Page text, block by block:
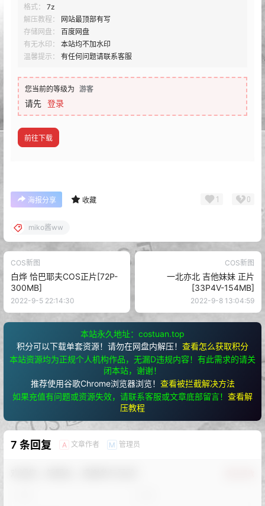
格式：
7z
解压教程：
网站最顶部有写
存储网盘：
百度网盘
有无水印：
本站均不加水印
温馨提示：
有任何问题请联系客服
您当前的等级为 游客
请先 登录
前往下载
海报分享 收藏 1 0
miko酱ww
COS新图
白烨 恰巴耶夫COS正片[72P-
300MB]
2022-9-5 22:14:30
COS新图
一北亦北 吉他妹妹 正片
[33P4V-154MB]
2022-9-8 13:04:59
本站永久地址：costuan.top
积分可以下载单套资源！请勿在网盘内解压！ 查看怎么获取积分
本站资源均为正规个人机构作品，无漏D违规内容！有此需求的请关
闭本站，谢谢！
推荐使用谷歌Chrome浏览器浏览！ 查看被拦截解决方法
如果充值有问题或资源失效，请联系客服或文章底部留言！ 查看解
压教程
7 条回复 A 文章作者 M 管理员